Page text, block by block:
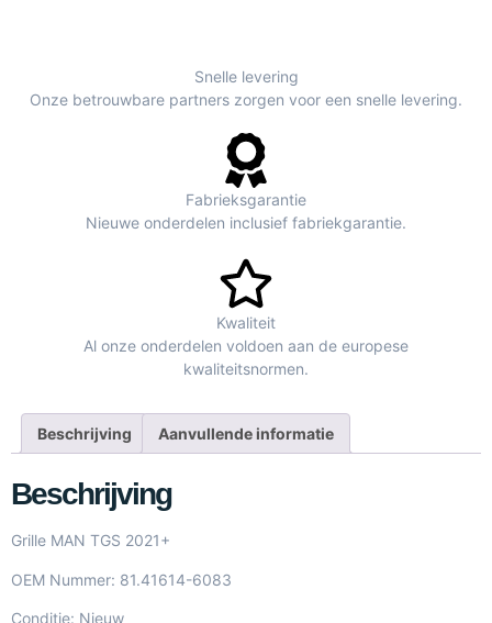
Snelle levering
Onze betrouwbare partners zorgen voor een snelle levering.
Fabrieksgarantie
Nieuwe onderdelen inclusief fabriekgarantie.
Kwaliteit
Al onze onderdelen voldoen aan de europese
kwaliteitsnormen.
Beschrijving Aanvullende informatie
Beschrijving
Grille MAN TGS 2021+
OEM Nummer: 81.41614-6083
Conditie: Nieuw